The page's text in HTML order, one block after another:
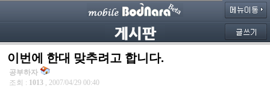
이번에 한대 맞추려고 합니다.
공부하자
조회 : 1013 , 2007/04/29 00:40